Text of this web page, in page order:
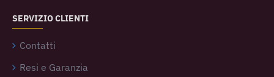
SERVIZIO CLIENTI
Contatti
Resi e Garanzia